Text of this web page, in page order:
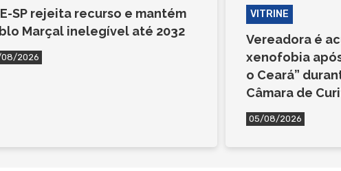
SP rejeita recurso e mantém
Marçal inelegível até 2032
2026
VITRINE
Vereadora é
xenofobia
o Ceará”
Câmara de
05/08/2026